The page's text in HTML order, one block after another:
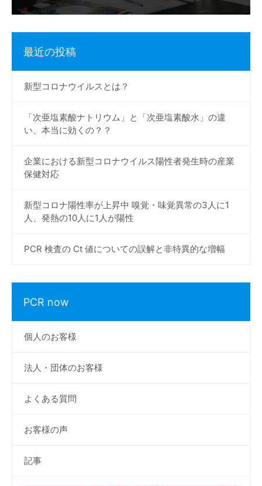
ョ
ン
最近の投稿
新型コロナウイルスとは？
「次亜塩素酸ナトリウム」と「次亜塩素酸水」の違
い、本当に効くの？？
企業における新型コロナウイルス陽性者発生時の産業
保健対応
新型コロナ陽性率が上昇中 嗅覚・味覚異常の3人に1
人、発熱の10人に1人が陽性
PCR 検査の Ct 値についての誤解と非特異的な増幅
PCR now
個人のお客様
法人・団体のお客様
よくある質問
お客様の声
記事